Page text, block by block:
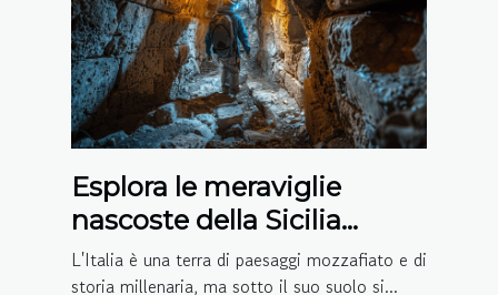
Esplora le meraviglie
nascoste della Sicilia
sotterranea
L'Italia è una terra di paesaggi mozzafiato e di
storia millenaria, ma sotto il suo suolo si...